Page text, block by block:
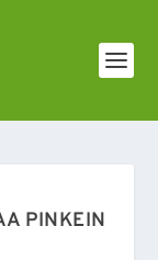
PINKEIN